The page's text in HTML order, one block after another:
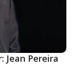
Jean Pereira